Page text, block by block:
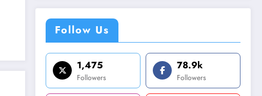
Follow Us
1,475
Followers
78.9k
Followers